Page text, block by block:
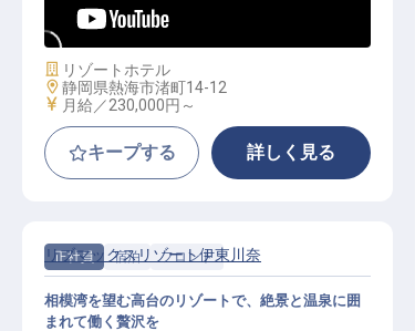
寮費無料／リブマックスグループ
施設業態
リゾートホテル
勤務地
静岡県熱海市渚町14-12
給与
月給／230,000円～
キープする 詳しく見る
正社員 宿泊 フロント
リブマックスリゾート伊東川奈
相模湾を望む高台のリゾートで、絶景と温泉に囲
まれて働く贅沢を